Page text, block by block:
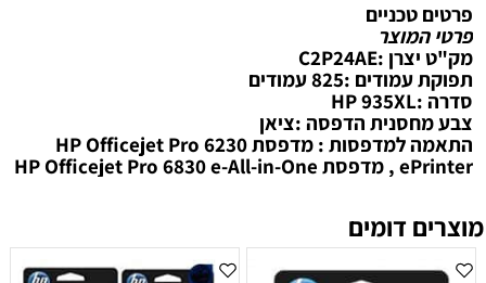
פרטים טכניים
פרטי המוצר
מק"ט יצרן :C2P24AE
תפוקת עמודים :825 עמודים
סדרה :HP 935XL
צבע מחסנית הדפסה :ציאן
התאמה למדפסות : מדפסת HP Officejet Pro 6230
ePrinter , מדפסת HP Officejet Pro 6830 e-All-in-One
מוצרים דומים